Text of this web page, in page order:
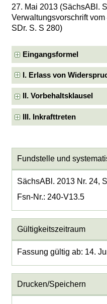
27. Mai 2013 (SächsABl.
Verwaltungsvorschrift
SDr. S. S 280)
Eingangsformel
I. Erlass von
II. Vorbehaltsklausel
III. Inkrafttreten
Fundstelle und
SächsABl. 2013 Nr. 24,
Fsn-Nr.: 240-V13.5
Gültigkeitszeitraum
Fassung gültig ab: 14.
Drucken/Speichern